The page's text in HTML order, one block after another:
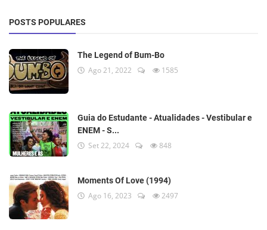
POSTS POPULARES
The Legend of Bum-Bo
Ago 21, 2022 1585
Guia do Estudante - Atualidades - Vestibular e
ENEM - S...
Set 22, 2024 848
Moments Of Love (1994)
Ago 16, 2023 2497